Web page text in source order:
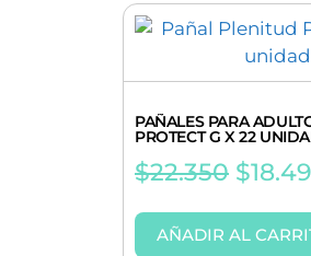
PAÑALES PARA
PROTECT G X 22
$22.350 $
AÑADIR AL